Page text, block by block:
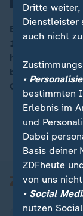
Bisher ist kaum
18 Wahlmänner
hat. Eine
bereits an einer
Ohio könnte
Dritte
Dienstleister
auch nicht
•
bestimmten
Erlebnis im
und
Dabei
Basis deiner
ZDFheute
von uns
• Social
nutzen